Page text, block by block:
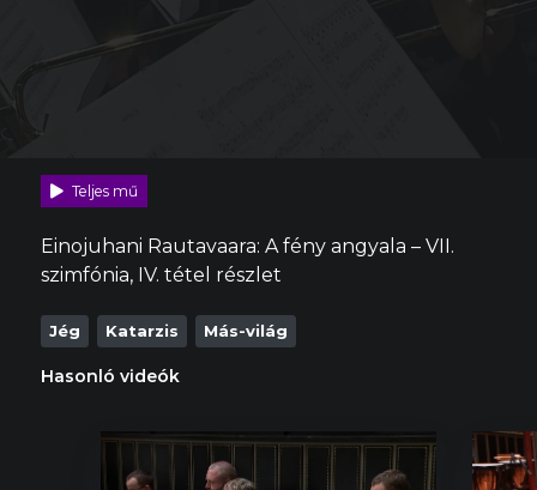
Teljes mű
Einojuhani Rautavaara: A fény angyala – VII.
szimfónia, IV. tétel részlet
Jég Katarzis Más-világ
Hasonló videók